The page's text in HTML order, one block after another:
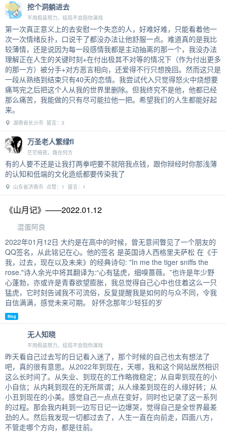
挖个洞躺进去
不用假装努力，结局不会陪你演戏
第一次真正意义上的去安慰一个失恋的人，好难好难，只能看着他一
次一次情绪反扑，口说干了都没办法让他舒服一点。难道真的是我比
较薄情，还是说因为每一段感情我都是主动抽离的那一个，我没办法
理解正在人生的关键时刻+在付出极其不对等的情况下（作为付出更多
的那一方）被分手+对方恶言相向，还爱得不行只想挽回。然而这只是
一段从熟络到结束只有40天的恋情。我尝试代入只觉得怒火中烧想要
痛骂完之后把这个人从我的世界里删除。但我终究不是他，他都已经
那么痛苦，我能做的只有尽可能拉他一把。希望我们的人生都能好起
来。
湖南省长沙市 留言：3
万圣老人繁绿fl
茫茫暗夜，路在何方
有的人要不还是让我打两拳吧要不就陪我点钱，跟你辩经时你那浅薄
的认知和低端的文化造纸都要传染我了
山东省济南市 点赞：1 留言：1
《山月记》——2022.01.12
混蛋阿良
2022年01月12日 大约是在高中的时候，曾无意间瞥见了一个朋友的
QQ签名，从此铭记在心。他的签名 是英国诗人西格里夫萨松 在《于
我，过去，现在以及未来》的经典诗句: "In me the tiger sniffs the
rose."诗人余光中将其翻译为:“心有猛虎，细嗅蔷薇。”也许是年少野
心蓬勃，亦或许是青春欲望膨胀，我总觉得自己心中也住着这么一只
猛虎，它时刻告诫我不可流俗，反复提醒我是如何的与众不同，令我
自信满满，感觉未来可期。 好怀念那年少轻狂的岁
Blog
无人知晓
不用假装努力，结局不会陪你演戏
昨天看自己过去写的日记看入迷了，那个时候的自己也太有想法了
吧，真的很有意思。从2022年到现在，天哪，我和这个网站居然相识
这么长时间了。从失业、到现在的工作略微稳定；从自卑到现在的小
小自信；从内耗到现在的无所屌谓；从人缘差到现在的人缘好转；从
小丑到现在的小美。感觉自己一点点在变好，同时也记录了这一系列
的过程。那会我内耗到一边写日记一边爆哭，觉得自己是全世界最差
劲的人。然后我发现一切都过去了，人生一直在向前走，四面八方，
不管走哪个方向，都是往前。